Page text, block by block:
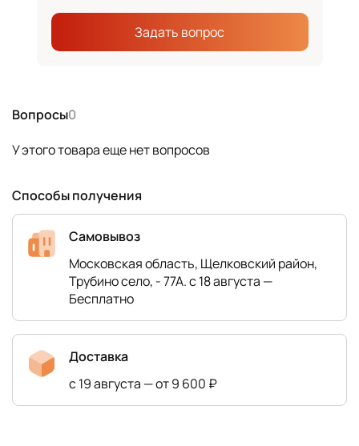
Вопросы0
У этого товара еще нет вопросов
Способы получения
Самовывоз
Московская область, Щелковский район,
Трубино село, - 77А. с 18 августа —
Бесплатно
Доставка
с 19 августа — от 9 600 ₽
Задать вопрос